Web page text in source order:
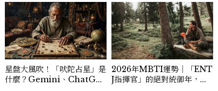
星盤大風吹！「吠陀占星」是
什麼？Gemini、ChatGP
2026年MBTI運勢｜「ENT
J指揮官」的絕對統御年，從